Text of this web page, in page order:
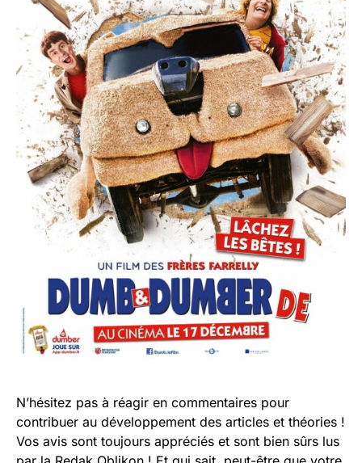
N’hésitez pas à réagir en commentaires pour
contribuer au développement des articles et théories !
Vos avis sont toujours appréciés et sont bien sûrs lus